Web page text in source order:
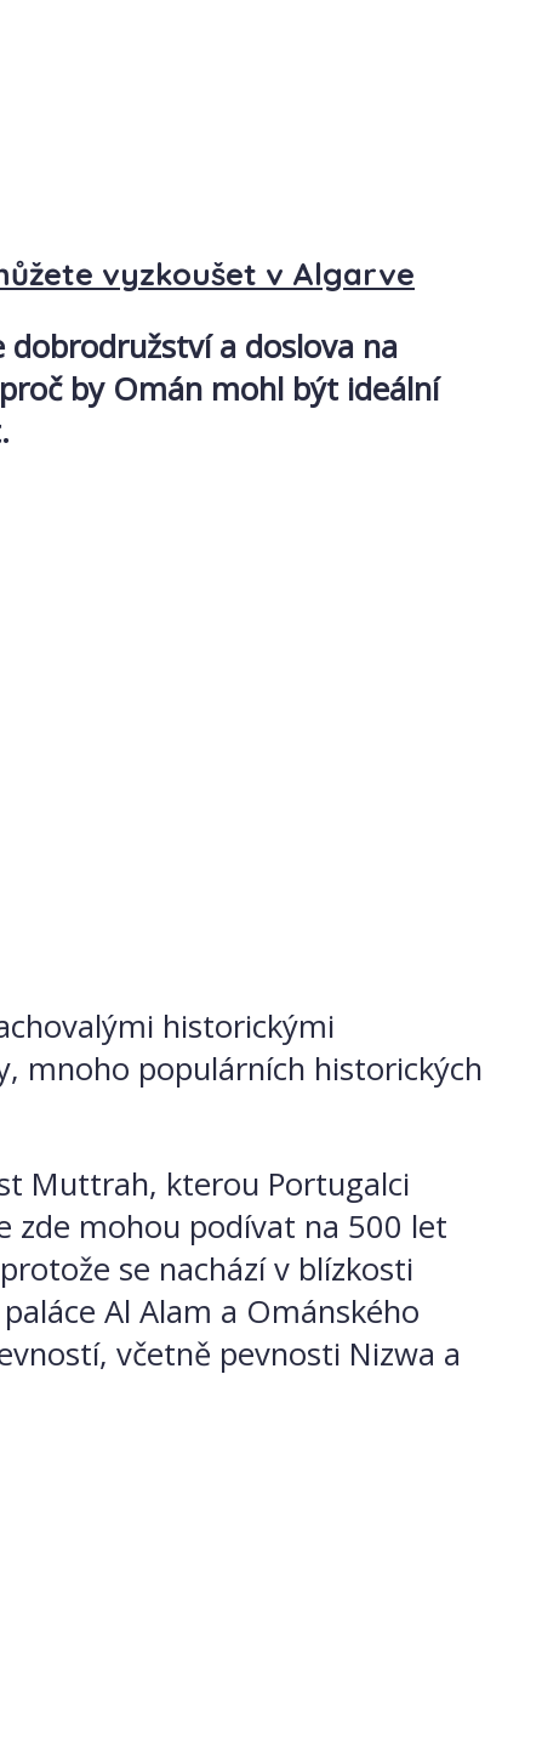
vyzkoušet v Algarve
dobrodružství a doslova na
by Omán mohl být ideální
historickými
mnoho populárních historických
Muttrah, kterou Portugalci
zde mohou podívat na 500 let
se nachází v blízkosti
Al Alam a Ománského
včetně pevnosti Nizwa a